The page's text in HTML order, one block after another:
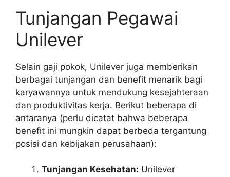
Tunjangan Pegawai
Unilever
Selain gaji pokok, Unilever juga memberikan
berbagai tunjangan dan benefit menarik bagi
karyawannya untuk mendukung kesejahteraan
dan produktivitas kerja. Berikut beberapa di
antaranya (perlu dicatat bahwa beberapa
benefit ini mungkin dapat berbeda tergantung
posisi dan kebijakan perusahaan):
Tunjangan Kesehatan: Unilever